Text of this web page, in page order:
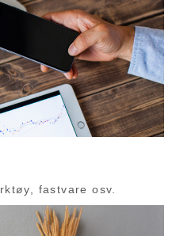
fastvare osv.